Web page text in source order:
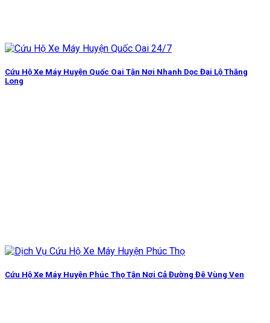
Cứu Hộ Xe Máy Huyện Quốc Oai Tận Nơi Nhanh Dọc Đại Lộ Thăng
Long
Cứu Hộ Xe Máy Huyện Phúc Thọ Tận Nơi Cả Đường Đê Vùng Ven